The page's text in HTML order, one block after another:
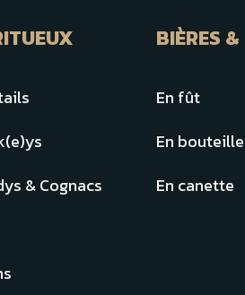
& Cognacs
BIÈRES
En fût
En bouteille
En canette